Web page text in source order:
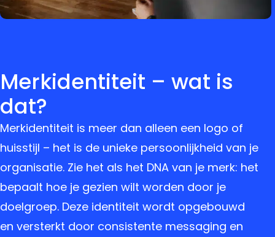
Merkidentiteit – wat is
dat?
Merkidentiteit is meer dan alleen een logo of
huisstijl – het is de unieke persoonlijkheid van je
organisatie. Zie het als het DNA van je merk: het
bepaalt hoe je gezien wilt worden door je
doelgroep. Deze identiteit wordt opgebouwd
en versterkt door consistente messaging en